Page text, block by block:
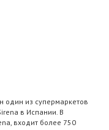
один из супермаркетов
в Испании. В
входит более 750